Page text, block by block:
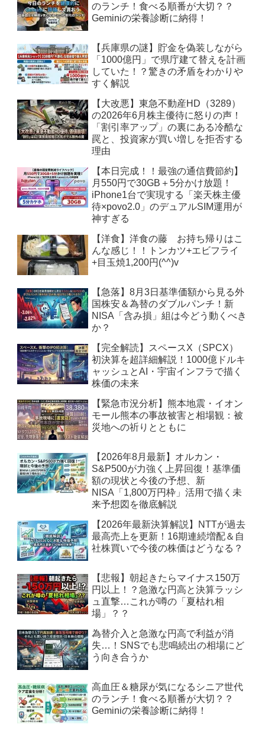
のランチ！食べる順番が大切？？
Geminiの栄養診断に納得！
【兵庫県の謎】貯金を偽装しながら
「1000億円」で県庁建て替えを計画
していた！？驚きの矛盾をわかりや
すく解説
【大改悪】東急不動産HD（3289）
の2026年6月株主優待に怒りの声！
「割引率アップ」の裏にある冷酷な
罠と、投資家が買い増しを拒否する
理由
【本日完成！！最強の通信費節約】
月550円で30GB＋5分かけ放題！
iPhone1台で実現する「楽天株主優
待×povo2.0」のデュアルSIM運用が
神すぎる
【洋食】洋食の藤 お持ち帰りはこ
んな感じ！！トンカツ+エビフライ
+目玉焼1,200円(^^)v
【急落】8月3日基準価額から見る外
国株安＆為替のダブルパンチ！新
NISA「含み損」組は今どう動くべき
か？
【完全解読】スペースX（SPCX）
初決算を超詳細解説！1000億ドルキ
ャッシュとAI・宇宙インフラで描く
株価の未来
【緊急市況分析】熊本地震・イオン
モール熊本の事故被害と相場観：被
災地への祈りとともに
【2026年8月最新】オルカン・
S&P500が力強く上昇回復！基準価
額の現状と今後の予想、新
NISA「1,800万円枠」活用で描く未
来予想図を徹底解説
【2026年最新決算解説】NTTが過去
最高売上を更新！16期連続増配＆自
社株買いで今後の株価はどうなる？
【悲報】朝起きたらマイナス150万
円以上！？急激な円高と決算ラッシ
ュ直撃…これが噂の「夏枯れ相
場」？？
為替介入と急激な円高で利益が消
失…！SNSでも悲鳴続出の相場にど
う向き合うか
高血圧＆糖尿が気になるシニア世代
のランチ！食べる順番が大切？？
Geminiの栄養診断に納得！